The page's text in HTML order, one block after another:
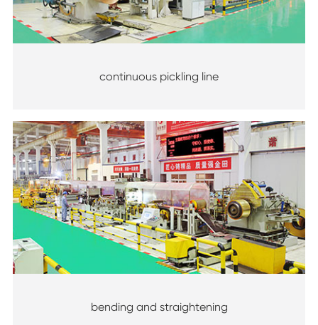
continuous pickling line
bending and straightening